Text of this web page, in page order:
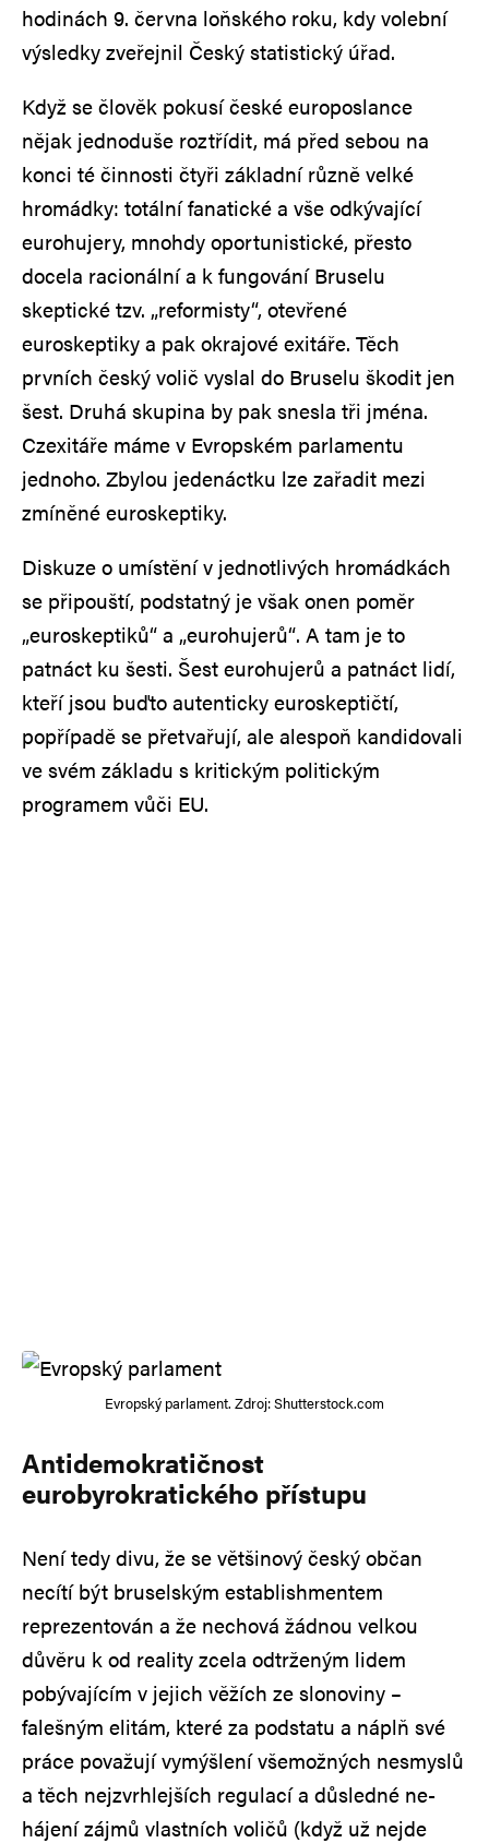
hodinách 9. června loňského roku, kdy volební
výsledky zveřejnil Český statistický úřad.
Když se člověk pokusí české europoslance
nějak jednoduše roztřídit, má před sebou na
konci té činnosti čtyři základní různě velké
hromádky: totální fanatické a vše odkývající
eurohujery, mnohdy oportunistické, přesto
docela racionální a k fungování Bruselu
skeptické tzv. „reformisty“, otevřené
euroskeptiky a pak okrajové exitáře. Těch
prvních český volič vyslal do Bruselu škodit jen
šest. Druhá skupina by pak snesla tři jména.
Czexitáře máme v Evropském parlamentu
jednoho. Zbylou jedenáctku lze zařadit mezi
zmíněné euroskeptiky.
Diskuze o umístění v jednotlivých hromádkách
se připouští, podstatný je však onen poměr
„euroskeptiků“ a „eurohujerů“. A tam je to
patnáct ku šesti. Šest eurohujerů a patnáct lidí,
kteří jsou buďto autenticky euroskeptičtí,
popřípadě se přetvařují, ale alespoň kandidovali
ve svém základu s kritickým politickým
programem vůči EU.
Evropský parlament. Zdroj: Shutterstock.com
Antidemokratičnost
eurobyrokratického přístupu
Není tedy divu, že se většinový český občan
necítí být bruselským establishmentem
reprezentován a že nechová žádnou velkou
důvěru k od reality zcela odtrženým lidem
pobývajícím v jejich věžích ze slonoviny –
falešným elitám, které za podstatu a náplň své
práce považují vymýšlení všemožných nesmyslů
a těch nejzvrhlejších regulací a důsledné ne-
hájení zájmů vlastních voličů (když už nejde